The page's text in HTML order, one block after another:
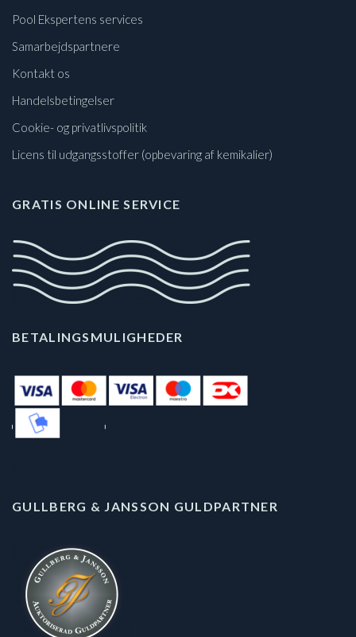
Pool Ekspertens services
Samarbejdspartnere
Kontakt os
Handelsbetingelser
Cookie- og privatlivspolitik
Licens til udgangsstoffer (opbevaring af kemikalier)
GRATIS ONLINE SERVICE
BETALINGSMULIGHEDER
GULLBERG & JANSSON GULDPARTNER